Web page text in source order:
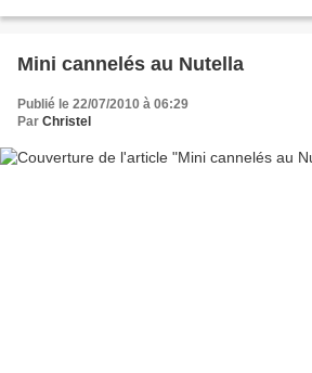
Mini cannelés au Nutella
Publié le 22/07/2010 à 06:29
Par Christel